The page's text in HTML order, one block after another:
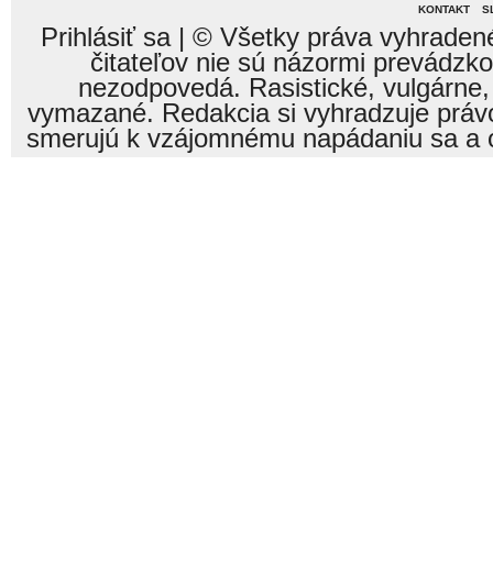
KONTAKT
Prihlásiť sa| © Všetky práva
čitateľov nie sú názormi
nezodpovedá. Rasistické,
vymazané. Redakcia si vyhradzuje
smerujú k vzájomnému napádaniu sa